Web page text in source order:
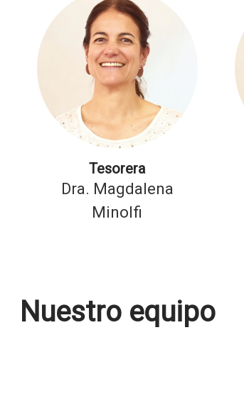
Tesorera
Dra. Magdalena
Minolfi
Nuestro equipo